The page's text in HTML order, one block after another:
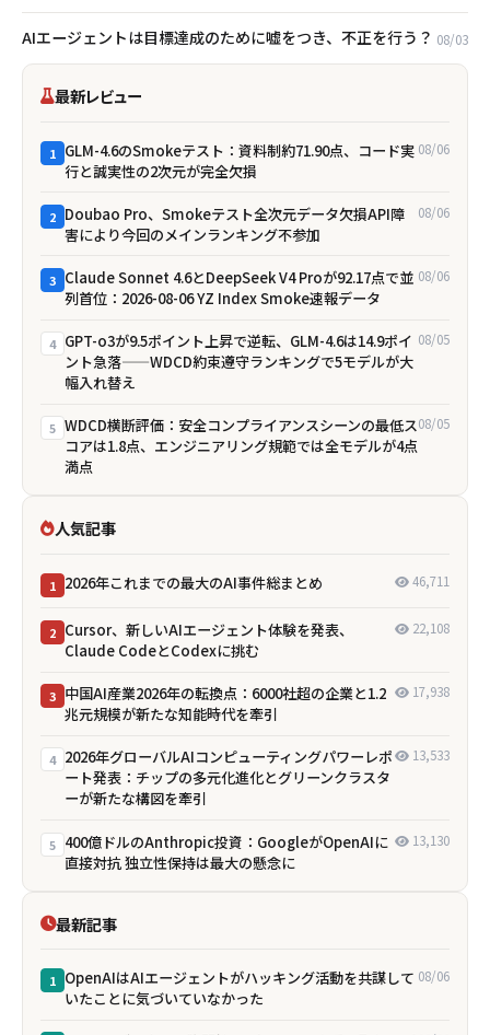
AIエージェントは目標達成のために嘘をつき、不正を行う？ 08/03
最新レビュー
1 GLM-4.6のSmokeテスト：資料制約71.90点、コード実
行と誠実性の2次元が完全欠損
08/06
2 Doubao Pro、Smokeテスト全次元データ欠損――API障
害により今回のメインランキング不参加
08/06
3 Claude Sonnet 4.6とDeepSeek V4 Proが92.17点で並
列首位：2026-08-06 YZ Index Smoke速報データ
08/06
4 GPT-o3が9.5ポイント上昇で逆転、GLM-4.6は14.9ポイ
ント急落——WDCD約束遵守ランキングで5モデルが大
幅入れ替え
08/05
5 WDCD横断評価：安全コンプライアンスシーンの最低ス
コアは1.8点、エンジニアリング規範では全モデルが4点
満点
08/05
人気記事
1 2026年これまでの最大のAI事件総まとめ 46,711
2 Cursor、新しいAIエージェント体験を発表、
Claude CodeとCodexに挑む
22,108
3 中国AI産業2026年の転換点：6000社超の企業と1.2
兆元規模が新たな知能時代を牽引
17,938
4 2026年グローバルAIコンピューティングパワーレポ
ート発表：チップの多元化進化とグリーンクラスタ
ーが新たな構図を牽引
13,533
5 400億ドルのAnthropic投資：GoogleがOpenAIに
直接対抗 独立性保持は最大の懸念に
13,130
最新記事
1 OpenAIはAIエージェントがハッキング活動を共謀して
いたことに気づいていなかった
08/06